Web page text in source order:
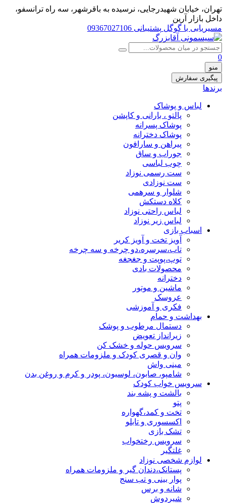
تهران، خيابان شهيدرجايى، نرسیده به باقرشهر، سه راه ترانسفو،
داخل بازار آرین
مسیریابی با گوگل پشتیبانی 09367027106
0
منو
پیگیری سفارش
برندها
لباس و پوشاک
پالتو ، بارانی و کاپشن
پوشاک پسرانه
پوشاک دخترانه
پیراهن و سارافون
جوراب و ساق
چوب لباسی
ست رسمی نوزاد
ست نوزادی
شلوار و سرهمی
کلاه دستکش
لباس راحتی نوزاد
لباس زیر نوزاد
اسباب بازی
آویز تخت و آویز کریر
تاب،سرسره،دو چرخه و سه چرخه
توپ،پوپت و جغجغه
محصولات بادی
دخترانه
ماشین و موتور
عروسک
فکری و آموزشی
بهداشت و حمام
دستمال مرطوب و پوشک
زیرانداز تعویض
سرویس حوله و خشک کن
وان و قصری کودک و ملزومات همراه
مینی واش
شامپو، صابون، لوسیون، پودر و کرم و روغن بدن
سرویس خواب کودک
بالشت و پشه بند
پتو
تخت و کمد،گهواره
اکسسوری و تابلو
تشک بازی
سرویس رختخواب
غلتگیر
لوازم شخصی نوزاد
پستانک،دندان گیر و ملزومات همراه
پوار بینی و تب سنج
شانه و برس
شیردوش